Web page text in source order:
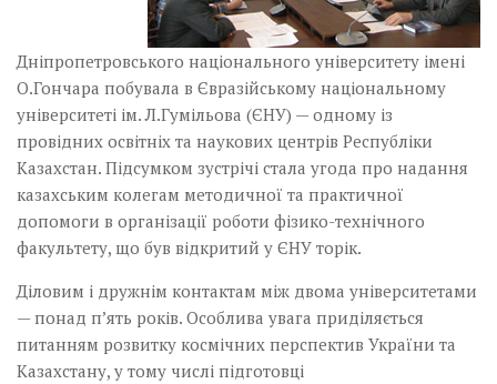
Дніпропетровського національного університету імені
О.Гончара побувала в Євразійському національному
університеті ім. Л.Гумільова (ЄНУ) — одному із
провідних освітніх та наукових центрів Республіки
Казахстан. Підсумком зустрічі стала угода про надання
казахським колегам методичної та практичної
допомоги в організації роботи фізико-технічного
факультету, що був відкритий у ЄНУ торік.
Діловим і дружнім контактам між двома університетами
— понад п’ять років. Особлива увага приділяється
питанням розвитку космічних перспектив України та
Казахстану, у тому числі підготовці